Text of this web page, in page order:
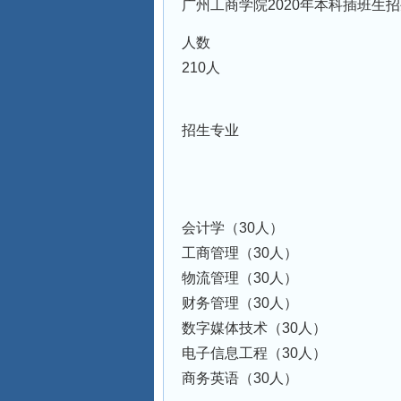
广州工商学院2020年本科插班生
人数
210人
招生专业
会计学（30人）
工商管理（30人）
物流管理（30人）
财务管理（30人）
数字媒体技术（30人）
电子信息工程（30人）
商务英语（30人）